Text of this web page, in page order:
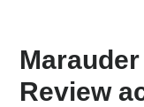
Review